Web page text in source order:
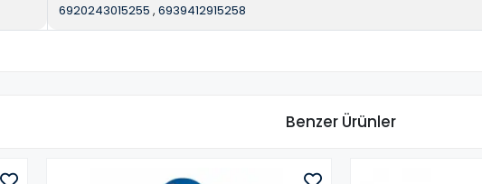
6920243015255 , 6939412915258
Benzer Ürünler